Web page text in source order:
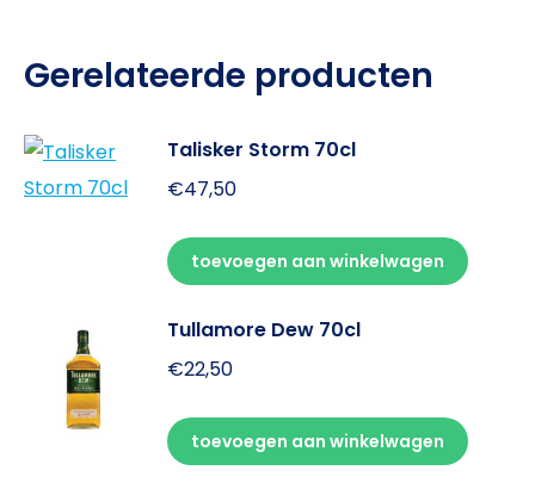
Gerelateerde producten
Talisker Storm 70cl
€47,50
toevoegen aan winkelwagen
Tullamore Dew 70cl
€22,50
toevoegen aan winkelwagen